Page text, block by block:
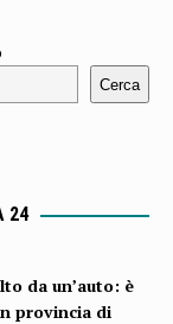
Cerca
24
da un’auto: è
provincia di